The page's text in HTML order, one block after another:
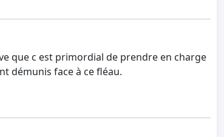
que c est primordial de prendre en charge
démunis face à ce fléau.